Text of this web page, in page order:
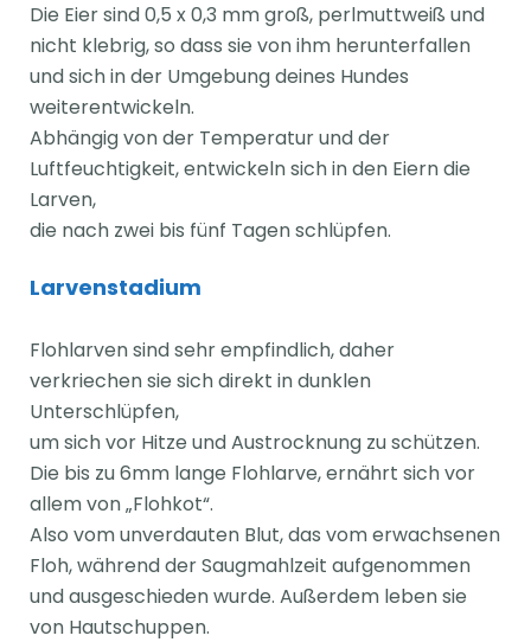
Die Eier sind 0,5 x 0,3 mm groß, perlmuttweiß und
nicht klebrig, so dass sie von ihm herunterfallen
und sich in der Umgebung deines Hundes
weiterentwickeln.
Abhängig von der Temperatur und der
Luftfeuchtigkeit, entwickeln sich in den Eiern die
Larven,
die nach zwei bis fünf Tagen schlüpfen.
Larvenstadium
Flohlarven sind sehr empfindlich, daher
verkriechen sie sich direkt in dunklen
Unterschlüpfen,
um sich vor Hitze und Austrocknung zu schützen.
Die bis zu 6mm lange Flohlarve, ernährt sich vor
allem von „Flohkot“.
Also vom unverdauten Blut, das vom erwachsenen
Floh, während der Saugmahlzeit aufgenommen
und ausgeschieden wurde. Außerdem leben sie
von Hautschuppen.